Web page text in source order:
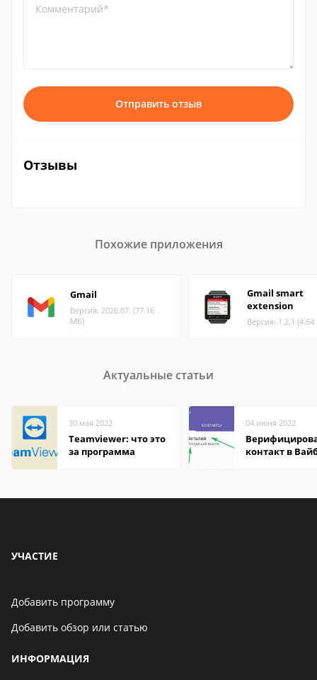
Комментарий*
Отправить отзыв
Отзывы
Похожие приложения
Gmail
Версия: 2026.07. (77.16
МБ)
Gmail smart
extension
Версия: 1.2.1
Актуальные статьи
30 мая 2022
Teamviewer: что это
за программа
04 июня 2022
контакт в
УЧАСТИЕ
Добавить программу
Добавить обзор или статью
ИНФОРМАЦИЯ